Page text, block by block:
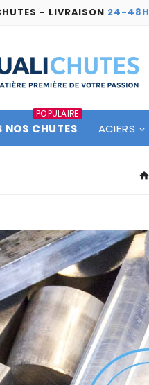
- LIVRAISON 24-48H
NOS CHUTES
POPULAIRE
ACIERS